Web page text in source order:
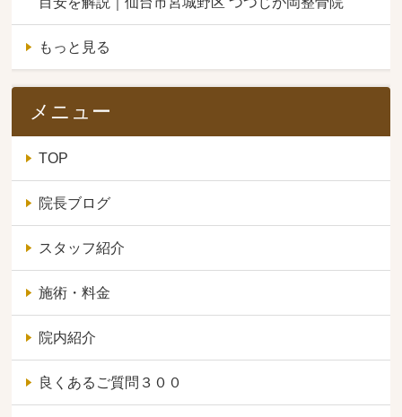
もっと見る
メニュー
TOP
院長ブログ
スタッフ紹介
施術・料金
院内紹介
良くあるご質問３００